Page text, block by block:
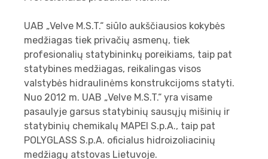
UAB „Velve M.S.T.“ siūlo aukščiausios kokybės
medžiagas tiek privačių asmenų, tiek
profesionalių statybininkų poreikiams, taip pat
statybines medžiagas, reikalingas visos
valstybės hidraulinėms konstrukcijoms statyti.
Nuo 2012 m. UAB „Velve M.S.T.“ yra visame
pasaulyje garsus statybinių sausųjų mišinių ir
statybinių chemikalų MAPEI S.p.A., taip pat
POLYGLASS S.p.A. oficialus hidroizoliacinių
medžiagų atstovas Lietuvoje.